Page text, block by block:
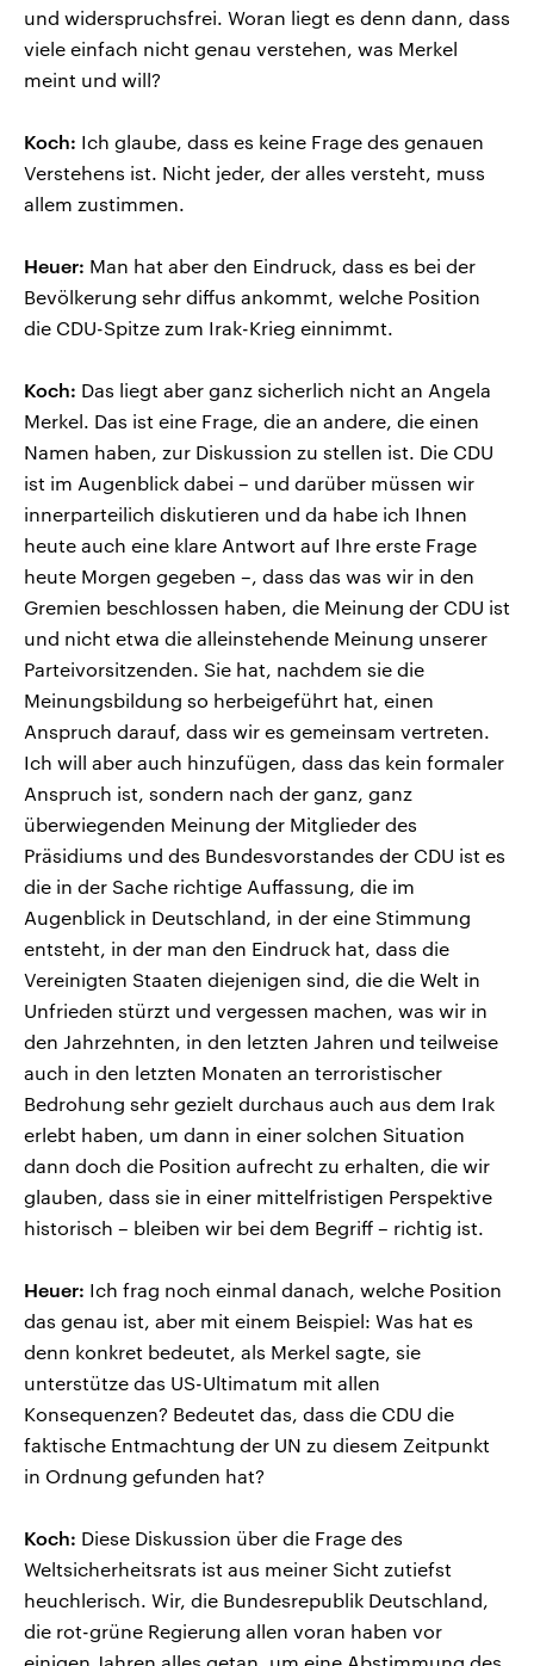
und widerspruchsfrei. Woran liegt es denn dann, dass
viele einfach nicht genau verstehen, was Merkel
meint und will?
Koch: Ich glaube, dass es keine Frage des genauen
Verstehens ist. Nicht jeder, der alles versteht, muss
allem zustimmen.
Heuer: Man hat aber den Eindruck, dass es bei der
Bevölkerung sehr diffus ankommt, welche Position
die CDU-Spitze zum Irak-Krieg einnimmt.
Koch: Das liegt aber ganz sicherlich nicht an Angela
Merkel. Das ist eine Frage, die an andere, die einen
Namen haben, zur Diskussion zu stellen ist. Die CDU
ist im Augenblick dabei – und darüber müssen wir
innerparteilich diskutieren und da habe ich Ihnen
heute auch eine klare Antwort auf Ihre erste Frage
heute Morgen gegeben –, dass das was wir in den
Gremien beschlossen haben, die Meinung der CDU ist
und nicht etwa die alleinstehende Meinung unserer
Parteivorsitzenden. Sie hat, nachdem sie die
Meinungsbildung so herbeigeführt hat, einen
Anspruch darauf, dass wir es gemeinsam vertreten.
Ich will aber auch hinzufügen, dass das kein formaler
Anspruch ist, sondern nach der ganz, ganz
überwiegenden Meinung der Mitglieder des
Präsidiums und des Bundesvorstandes der CDU ist es
die in der Sache richtige Auffassung, die im
Augenblick in Deutschland, in der eine Stimmung
entsteht, in der man den Eindruck hat, dass die
Vereinigten Staaten diejenigen sind, die die Welt in
Unfrieden stürzt und vergessen machen, was wir in
den Jahrzehnten, in den letzten Jahren und teilweise
auch in den letzten Monaten an terroristischer
Bedrohung sehr gezielt durchaus auch aus dem Irak
erlebt haben, um dann in einer solchen Situation
dann doch die Position aufrecht zu erhalten, die wir
glauben, dass sie in einer mittelfristigen Perspektive
historisch – bleiben wir bei dem Begriff – richtig ist.
Heuer: Ich frag noch einmal danach, welche Position
das genau ist, aber mit einem Beispiel: Was hat es
denn konkret bedeutet, als Merkel sagte, sie
unterstütze das US-Ultimatum mit allen
Konsequenzen? Bedeutet das, dass die CDU die
faktische Entmachtung der UN zu diesem Zeitpunkt
in Ordnung gefunden hat?
Koch: Diese Diskussion über die Frage des
Weltsicherheitsrats ist aus meiner Sicht zutiefst
heuchlerisch. Wir, die Bundesrepublik Deutschland,
die rot-grüne Regierung allen voran haben vor